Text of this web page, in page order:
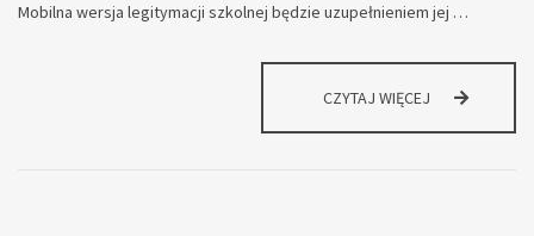
Mobilna wersja legitymacji szkolnej będzie uzupełnieniem jej …
CZYTAJ WIĘCEJ LEGITYMACJA